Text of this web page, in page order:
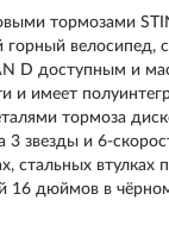
тормозами
велосипед,
D доступным и
и имеет
тормоза
3 звезды и 6-
стальных
16 дюймов в